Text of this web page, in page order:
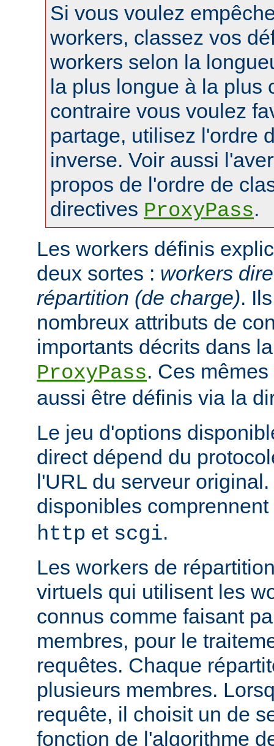
Si vous voulez
workers, classez vos
workers selon la
la plus longue à la plus
contraire vous voulez
partage, utilisez l'ordre
inverse. Voir aussi
propos de l'ordre de
directives ProxyPass.
Les workers définis
deux sortes : workers
répartition (de charge).
nombreux attributs de
importants décrits dans
ProxyPass. Ces
aussi être définis via la
Le jeu d'options
direct dépend du
l'URL du serveur
disponibles comprennent
http et scgi.
Les workers de
virtuels qui utilisent les
connus comme faisant
membres, pour le
requêtes. Chaque
plusieurs membres.
requête, il choisit un de
fonction de l'algorithme